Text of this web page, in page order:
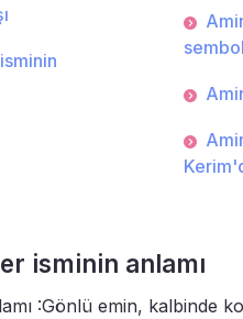
isminin anlamı
:Gönlü emin, kal­binde